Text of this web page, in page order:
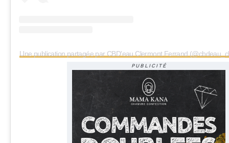
Une publication partagée par CBD'eau Clermont Ferrand
PUBLICITÉ